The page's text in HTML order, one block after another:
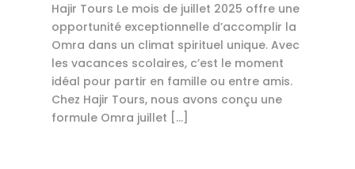
Hajir Tours Le mois de juillet 2025 offre une
opportunité exceptionnelle d’accomplir la
Omra dans un climat spirituel unique. Avec
les vacances scolaires, c’est le moment
idéal pour partir en famille ou entre amis.
Chez Hajir Tours, nous avons conçu une
formule Omra juillet […]